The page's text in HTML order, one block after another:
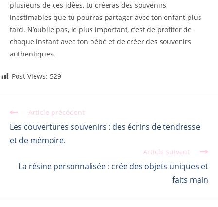
plusieurs de ces idées, tu créeras des souvenirs
inestimables que tu pourras partager avec ton enfant plus
tard. N’oublie pas, le plus important, c’est de profiter de
chaque instant avec ton bébé et de créer des souvenirs
authentiques.
Post Views: 529
Article précédent
Les couvertures souvenirs : des écrins de tendresse
et de mémoire.
Article suivant
La résine personnalisée : crée des objets uniques et
faits main